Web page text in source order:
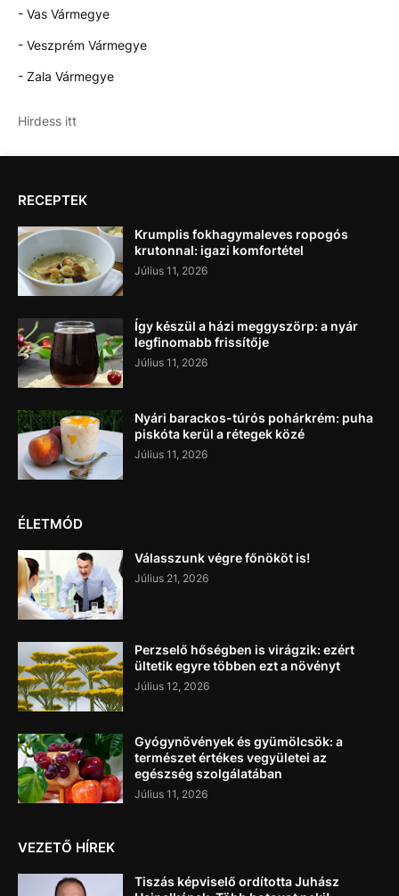
- Vas Vármegye
- Veszprém Vármegye
- Zala Vármegye
Hirdess itt
RECEPTEK
Krumplis fokhagymaleves ropogós
krutonnal: igazi komfortétel
Július 11, 2026
Így készül a házi meggyszörp: a nyár
legfinomabb frissítője
Július 11, 2026
Nyári barackos-túrós pohárkrém: puha
piskóta kerül a rétegek közé
Július 11, 2026
ÉLETMÓD
Válasszunk végre főnököt is!
Július 21, 2026
Perzselő hőségben is virágzik: ezért
ültetik egyre többen ezt a növényt
Július 12, 2026
Gyógynövények és gyümölcsök: a
természet értékes vegyületei az
egészség szolgálatában
Július 11, 2026
VEZETŐ HÍREK
Tiszás képviselő ordította Juhász